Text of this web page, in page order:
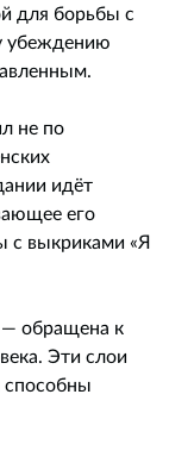
для борьбы с
убеждению
не по
идёт
его
с выкриками «Я
— обращена к
Эти слои
способны